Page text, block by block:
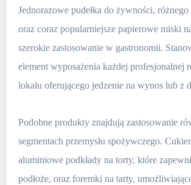
Jednorazowe pudełka do żywności, różnego rodzaju foremki
oraz coraz popularniejsze papierowe miski
szerokie zastosowanie w gastronomii.
element wyposażenia każdej profesjonalnej
lokalu oferującego jedzenie na wynos lub z
Podobne produkty znajdują zastosowanie
segmentach przemysłu spożywczego.
aluminiowe podkłady na torty, które
podłoże, oraz foremki na tarty,